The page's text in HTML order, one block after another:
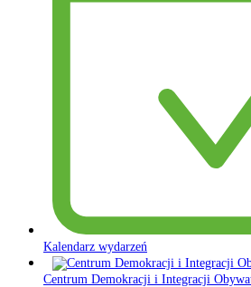
Kalendarz wydarzeń
Centrum Demokracji i Integracji